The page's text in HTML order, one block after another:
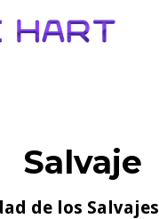
Salvaje
de los Salvajes